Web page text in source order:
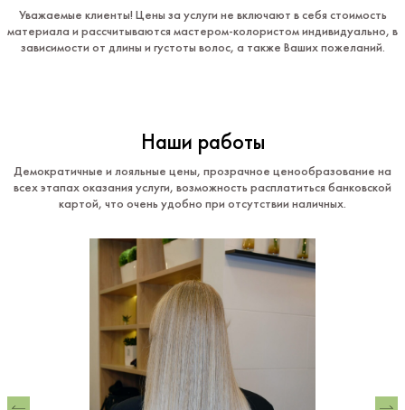
Уважаемые клиенты! Цены за услуги не включают в себя стоимость
материала и рассчитываются мастером-колористом индивидуально, в
зависимости от длины и густоты волос, а также Ваших пожеланий.
Наши работы
Демократичные и лояльные цены, прозрачное ценообразование на
всех этапах оказания услуги, возможность расплатиться банковской
картой, что очень удобно при отсутствии наличных.